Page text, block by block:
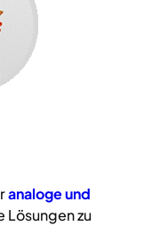
analogeund
Lösungen zu